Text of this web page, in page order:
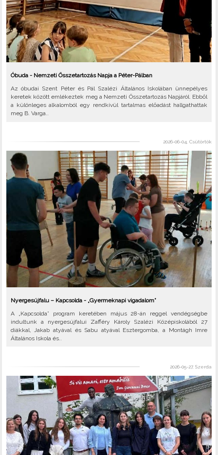
Óbuda - Nemzeti Összetartozás Napja a Péter-Pálban
Az óbudai Szent Péter és Pál Szalézi Általános Iskolában ünnepélyes
keretek között emlékeztek meg a Nemzeti Összetartozás Napjáról. Ebből
a különleges alkalomból egy rendkívül tartalmas előadást hallgathattak
meg B. Varga..
2026-06-04, Csütörtök
Nyergesújfalu – Kapcsolda - „Gyermeknapi vigadalom”
A „Kapcsolda” program keretében május 28-án reggel vendégségbe
indultunk a nyergesújfalui Zafféry Károly Szalézi Középiskolából 27
diákkal, Jakab atyával és Sabu atyával Esztergomba, a Montágh Imre
Általános Iskola és..
2026-05-27, Szerda